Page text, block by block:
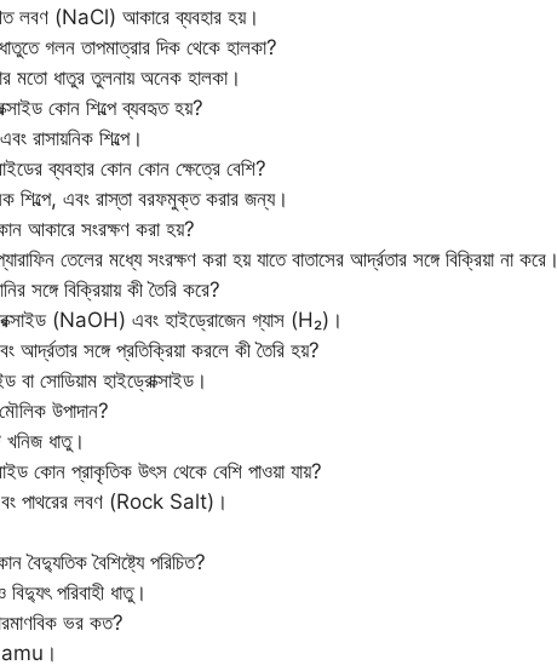
লবণ (NaCl) আকারে ব্যবহার হয়।
গলন তাপমাত্রার দিক থেকে হালকা?
মতো ধাতুর তুলনায় অনেক হালকা।
কোন শিল্পে ব্যবহৃত হয়?
রাসায়নিক শিল্পে।
ব্যবহার কোন কোন ক্ষেত্রে বেশি?
শিল্পে, এবং রাস্তা বরফমুক্ত করার জন্য।
আকারে সংরক্ষণ করা হয়?
তেলের মধ্যে সংরক্ষণ করা হয় যাতে বাতাসের আর্দ্রতার সঙ্গে বিক্রিয়া না করে।
সঙ্গে বিক্রিয়ায় কী তৈরি করে?
(NaOH) এবং হাইড্রোজেন গ্যাস (H₂)।
আর্দ্রতার সঙ্গে প্রতিক্রিয়া করলে কী তৈরি হয়?
বা সোডিয়াম হাইড্রোক্সাইড।
উপাদান?
খনিজ ধাতু।
কোন প্রাকৃতিক উৎস থেকে বেশি পাওয়া যায়?
পাথরের লবণ (Rock Salt)।
বৈদ্যুতিক বৈশিষ্ট্যে পরিচিত?
পরিবাহী ধাতু।
ভর কত?